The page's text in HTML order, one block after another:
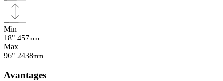
Min
18" 457mm
Max
96" 2438mm
Avantages